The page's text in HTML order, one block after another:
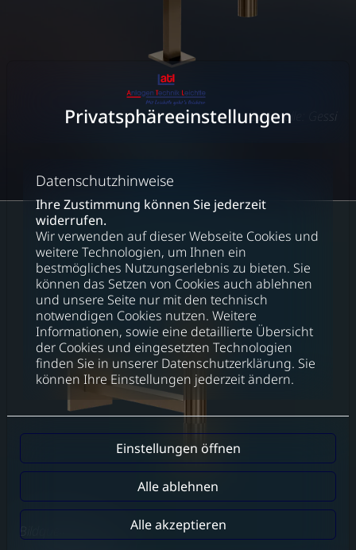
Bildquelle: Gessi
Privatsphäre­einstellungen
Datenschutzhinweise
Ihre Zustimmung können Sie jederzeit
widerrufen.
Wir verwenden auf dieser Webseite Cookies und
weitere Technologien, um Ihnen ein
bestmögliches Nutzungserlebnis zu bieten. Sie
können das Setzen von Cookies auch ablehnen
und unsere Seite nur mit den technisch
notwendigen Cookies nutzen. Weitere
Informationen, sowie eine detaillierte Übersicht
der Cookies und eingesetzten Technologien
finden Sie in unserer Datenschutzerklärung. Sie
können Ihre Einstellungen jederzeit ändern.
Einstellungen öffnen
Alle ablehnen
Alle akzeptieren